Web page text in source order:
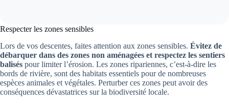
Respecter les zones sensibles
Lors de vos descentes, faites attention aux zones sensibles. Évitez de
débarquer dans des zones non aménagées et respectez les sentiers
balisés pour limiter l’érosion. Les zones ripariennes, c’est-à-dire les
bords de rivière, sont des habitats essentiels pour de nombreuses
espèces animales et végétales. Perturber ces zones peut avoir des
conséquences dévastatrices sur la biodiversité locale.